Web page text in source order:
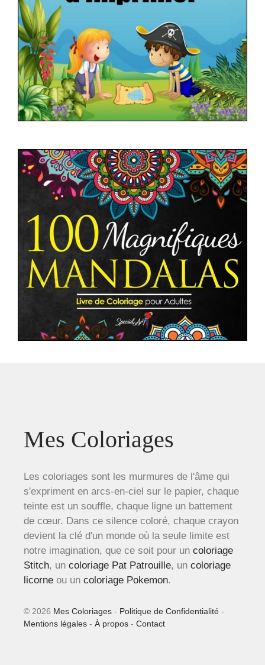
Mes Coloriages
Les coloriages sont les murmures de l'âme qui
s'expriment en arcs-en-ciel sur le papier, chaque
teinte est un souffle, chaque ligne un battement
de cœur. Dans ce silence coloré, chaque crayon
devient la clé d'un monde où la seule limite est
notre imagination, que ce soit pour un coloriage
Stitch, un coloriage Pat Patrouille, un coloriage
licorne ou un coloriage Pokemon.
© 2026 Mes Coloriages - Politique de Confidentialité -
Mentions légales - À propos - Contact